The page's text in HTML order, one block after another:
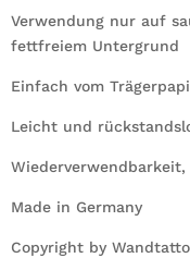
Verwendung nur auf
fettfreiem Untergrund
Einfach vom
Leicht und
Made in Germany
Copyright by